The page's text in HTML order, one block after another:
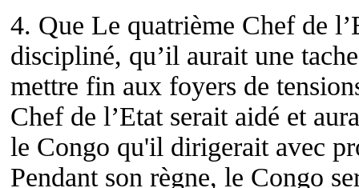
4. Que Le quatrième Chef de
discipliné, qu’il aurait une
mettre fin aux foyers de
Chef de l’Etat serait aidé et
le Congo qu'il dirigerait avec
Pendant son règne, le Congo